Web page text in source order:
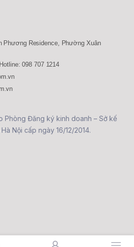
Phương Residence, Phường Xuân
098 707 1214
Phòng Đăng ký kinh doanh – Sở kế
Nội cấp ngày 16/12/2014.